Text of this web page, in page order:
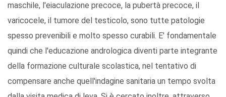
maschile, l'eiaculazione precoce, la pubertà precoce, il
varicocele, il tumore del testicolo, sono tutte patologie
spesso prevenibili e molto spesso curabili. E' fondamentale
quindi che l'educazione andrologica diventi parte integrante
della formazione culturale scolastica, nel tentativo di
compensare anche quell'indagine sanitaria un tempo svolta